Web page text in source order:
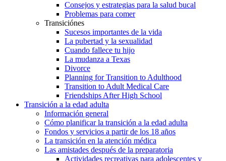
Consejos y estrategias para la salud bucal
Problemas para comer
Transiciónes
Sucesos importantes de la vida
La pubertad y la sexualidad
Cuando fallece tu hijo
La mudanza a Texas
Divorce
Planning for Transition to Adulthood
Transition to Adult Medical Care
Friendships After High School
Transición a la edad adulta
Información general
Cómo planificar la transición a la edad adulta
Fondos y servicios a partir de los 18 años
La transición en la atención médica
Las amistades después de la preparatoria
Actividades recreativas para adolescentes y